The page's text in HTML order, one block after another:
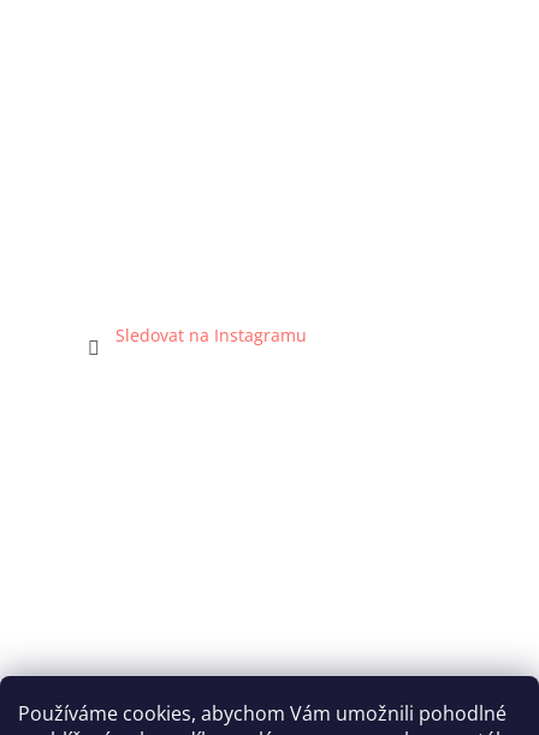
Používáme cookies, abychom Vám umožnili pohodlné
Sledovat na Instagramu